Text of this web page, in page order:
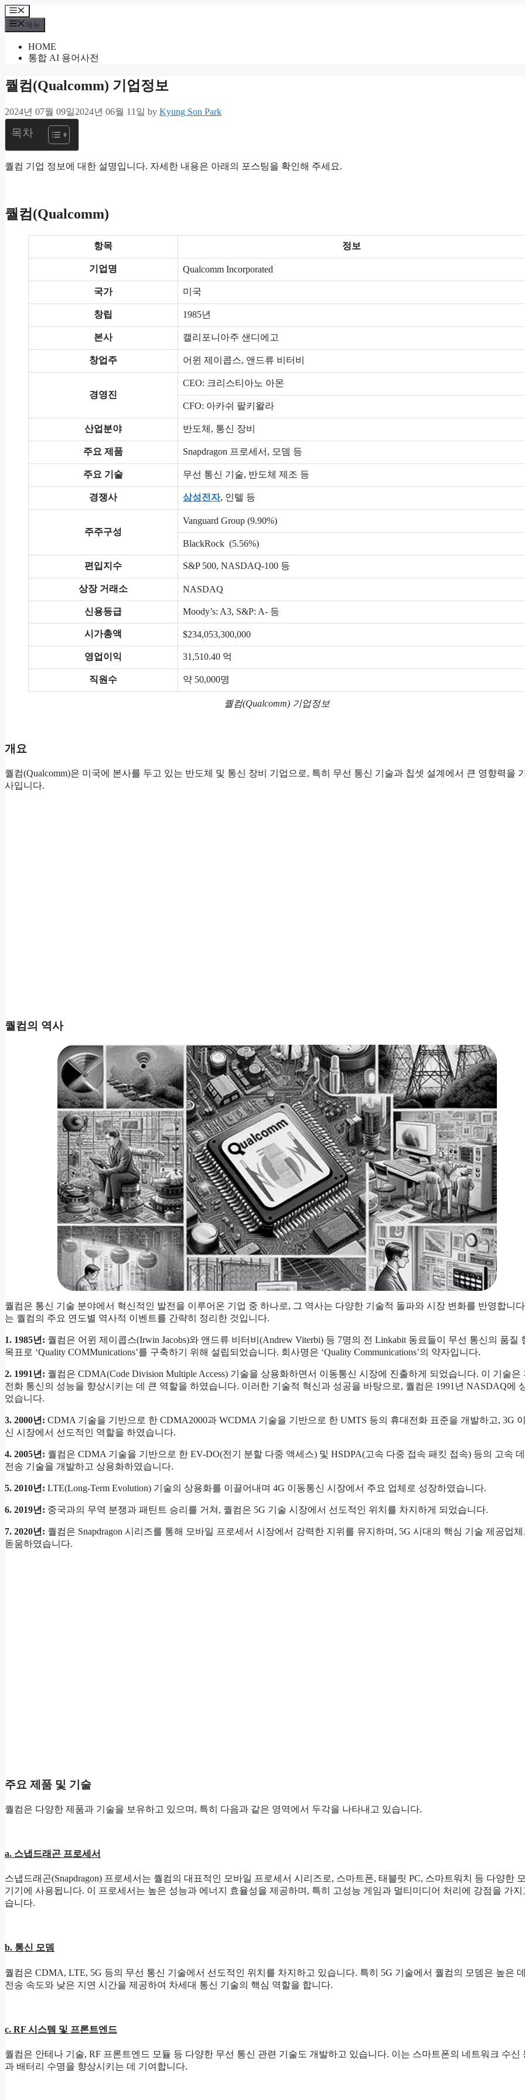
컨
텐
츠
뛰
메
뉴
메뉴
HOME
통합 AI 용어사전
퀄컴(Qualcomm) 기업정보
2024년 07월 09일2024년 06월 11일 by Kyung Son Park
목차
퀄컴 기업 정보에 대한 설명입니다. 자세한 내용은 아래의 포스팅을 확인해 주세요.
퀄컴(Qualcomm)
퀄컴(Qualcomm) 기업정보
항목 정보
기업명 Qualcomm Incorporated
국가 미국
창립 1985년
본사 캘리포니아주 샌디에고
창업주 어윈 제이콥스, 앤드류 비터비
경영진
CEO: 크리스티아노 아몬
CFO: 아카쉬 팔키왈라
산업분야 반도체, 통신 장비
주요 제품 Snapdragon 프로세서, 모뎀 등
주요 기술 무선 통신 기술, 반도체 제조 등
경쟁사 삼성전자, 인텔 등
주주구성
Vanguard Group (9.90%)
BlackRock (5.56%)
편입지수 S&P 500, NASDAQ-100 등
상장 거래소 NASDAQ
신용등급 Moody’s: A3, S&P: A- 등
시가총액 $234,053,300,000
영업이익 31,510.40 억
직원수 약 50,000명
개요
퀄컴(Qualcomm)은 미국에 본사를 두고 있는 반도체 및 통신 장비 기업으로, 특히 무선 통신 기술과 칩셋 설계에서 큰 영향력을
사입니다.
퀄컴의 역사
퀄컴은 통신 기술 분야에서 혁신적인 발전을 이루어온 기업 중 하나로, 그 역사는 다양한 기술적 돌파와 시장 변화를 반영합니
는 퀄컴의 주요 연도별 역사적 이벤트를 간략히 정리한 것입니다.
1. 1985년: 퀄컴은 어윈 제이콥스(Irwin Jacobs)와 앤드류 비터비(Andrew Viterbi) 등 7명의 전 Linkabit 동료들이 무선 통신의 품질
목표로 ‘Quality COMMunications’를 구축하기 위해 설립되었습니다. 회사명은 ‘Quality Communications’의 약자입니다.
2. 1991년: 퀄컴은 CDMA(Code Division Multiple Access) 기술을 상용화하면서 이동통신 시장에 진출하게 되었습니다. 이 기술은
전화 통신의 성능을 향상시키는 데 큰 역할을 하였습니다. 이러한 기술적 혁신과 성공을 바탕으로, 퀄컴은 1991년 NASDAQ에
었습니다.
3. 2000년: CDMA 기술을 기반으로 한 CDMA2000과 WCDMA 기술을 기반으로 한 UMTS 등의 휴대전화 표준을 개발하고, 3G
신 시장에서 선도적인 역할을 하였습니다.
4. 2005년: 퀄컴은 CDMA 기술을 기반으로 한 EV-DO(전기 분할 다중 액세스) 및 HSDPA(고속 다중 접속 패킷 접속) 등의 고속
전송 기술을 개발하고 상용화하였습니다.
5. 2010년: LTE(Long-Term Evolution) 기술의 상용화를 이끌어내며 4G 이동통신 시장에서 주요 업체로 성장하였습니다.
6. 2019년: 중국과의 무역 분쟁과 패틴트 승리를 거쳐, 퀄컴은 5G 기술 시장에서 선도적인 위치를 차지하게 되었습니다.
7. 2020년: 퀄컴은 Snapdragon 시리즈를 통해 모바일 프로세서 시장에서 강력한 지위를 유지하며, 5G 시대의 핵심 기술 제공업
돋움하였습니다.
주요 제품 및 기술
퀄컴은 다양한 제품과 기술을 보유하고 있으며, 특히 다음과 같은 영역에서 두각을 나타내고 있습니다.
a. 스냅드래곤 프로세서
스냅드래곤(Snapdragon) 프로세서는 퀄컴의 대표적인 모바일 프로세서 시리즈로, 스마트폰, 태블릿 PC, 스마트워치 등 다양한
기기에 사용됩니다. 이 프로세서는 높은 성능과 에너지 효율성을 제공하며, 특히 고성능 게임과 멀티미디어 처리에 강점을 가지
습니다.
b. 통신 모뎀
퀄컴은 CDMA, LTE, 5G 등의 무선 통신 기술에서 선도적인 위치를 차지하고 있습니다. 특히 5G 기술에서 퀄컴의 모뎀은 높은
전송 속도와 낮은 지연 시간을 제공하여 차세대 통신 기술의 핵심 역할을 합니다.
c. RF 시스템 및 프론트엔드
퀄컴은 안테나 기술, RF 프론트엔드 모듈 등 다양한 무선 통신 관련 기술도 개발하고 있습니다. 이는 스마트폰의 네트워크 수신
과 배터리 수명을 향상시키는 데 기여합니다.